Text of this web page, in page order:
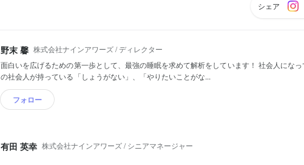
シェア
野末 馨 株式会社ナインアワーズ / ディレクター
面白いを広げるための第一歩として、最強の睡眠を求めて解析をしています！ 社会人になっ
の社会人が持っている「しょうがない」、「やりたいことがな...
フォロー
有田 英幸 株式会社ナインアワーズ / シニアマネージャー